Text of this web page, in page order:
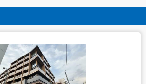
示等の請求
に対してご自身の個人情報の開示等（利
示、内容の訂正・追加・削除、利用の停
三者への提供の停止）に関して、下記の
に申し出ることができます。その際、当
を確認させていただいたうえで、合理的
します。